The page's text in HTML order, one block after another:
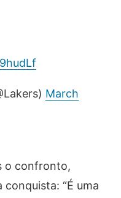
March
o confronto,
“É uma